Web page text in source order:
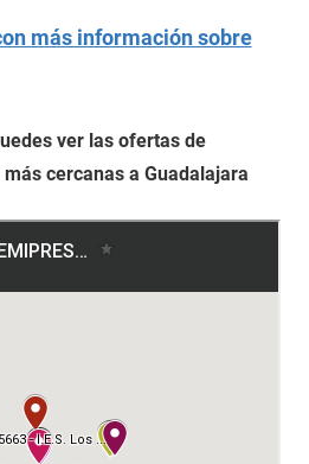
más información sobre
ver las ofertas de
cercanas a Guadalajara